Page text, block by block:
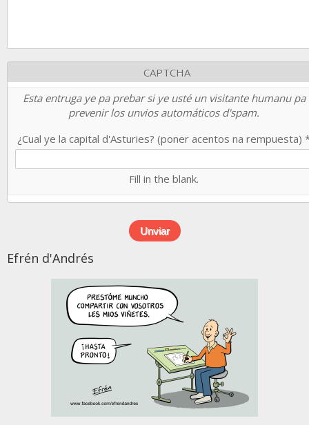
CAPTCHA
Esta entruga ye pa prebar si ye usté un visitante humanu pa
prevenir los unvios automáticos d'spam.
¿Cual ye la capital d'Asturies? (poner acentos na rempuesta)
Fill in the blank.
Efrén d'Andrés